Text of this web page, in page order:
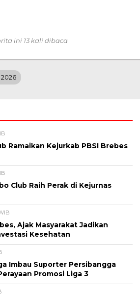
ini 13 kali dibaca
Ramaikan Kejurkab PBSI Brebes
Club Raih Perak di Kejurnas
Ajak Masyarakat Jadikan
Kesehatan
Imbau Suporter Persibangga
Promosi Liga 3